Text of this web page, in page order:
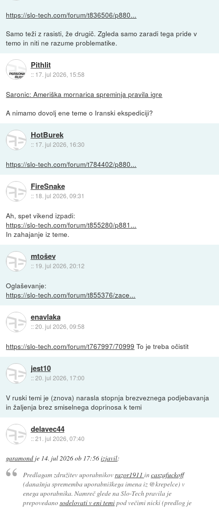
https://slo-tech.com/forum/t836506/p880...
Samo teži z rasisti, že drugič. Zgleda samo zaradi tega pride v
temo in niti ne razume problematike.
Pithlit
:: 17. jul 2026, 15:58
Saronic: Ameriška mornarica spreminja pravila igre
A nimamo dovolj ene teme o Iranski ekspediciji?
HotBurek
:: 17. jul 2026, 16:30
https://slo-tech.com/forum/t784402/p880...
FireSnake
:: 18. jul 2026, 09:31
Ah, spet vikend izpadi:
https://slo-tech.com/forum/t855280/p881...
In zahajanje iz teme.
mtošev
:: 19. jul 2026, 20:12
Oglaševanje:
https://slo-tech.com/forum/t855376/zace...
enavlaka
::20. jul 2026, 09:58
https://slo-tech.com/forum/t767997/70999 To je treba očistit
jest10
::20. jul 2026, 17:00
V ruski temi je (znova) narasla stopnja brezveznega podjebavanja
in žaljenja brez smiselnega doprinosa k temi
delavec44
::21. jul 2026, 07:40
garamond je 14. jul 2026 ob 17:56izjavil:
Predlagam združitev uporabnikov razor1911 incaszafuckoff
(današnja sprememba uporabniškega imena iz @krepelce) v
enega uporabnika. Namreč glede na Slo-Tech pravila je
prepovedanosodelovati v eni temipod večimi nicki (predlog je